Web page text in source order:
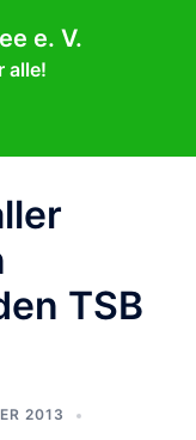
e. V.
alle!
TSB
2013